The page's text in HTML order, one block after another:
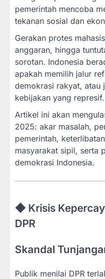
pemerintah mencoba
tekanan sosial dan
Gerakan protes
anggaran, hingga
sorotan. Indonesia
apakah memilih jalur
demokrasi rakyat, atau
kebijakan yang represif.
Artikel ini akan
2025: akar masalah,
pemerintah,
masyarakat sipil, serta
demokrasi Indonesia.
◆ Krisis
DPR
Skandal
Publik menilai DPR